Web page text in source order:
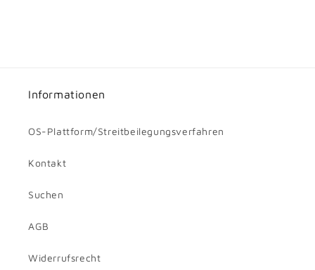
Informationen
OS-Plattform/Streitbeilegungsverfahren
Kontakt
Suchen
AGB
Widerrufsrecht